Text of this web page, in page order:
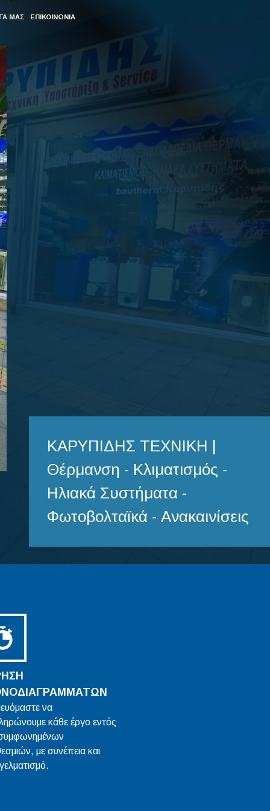
ΜΑΣ ΕΠΙΚΟΙΝΩΝΙΑ
ΚΑΡΥΠΙΔΗΣ ΤΕΧΝΙΚΗ |
Θέρμανση - Κλιματισμός -
Ηλιακά Συστήματα -
Φωτοβολταϊκά - Ανακαινίσεις
να
κάθε έργο εντός
με συνέπεια και